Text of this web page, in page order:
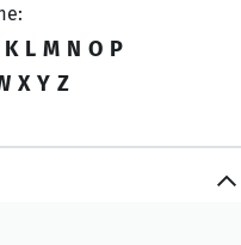
K L M N O P
X Y Z